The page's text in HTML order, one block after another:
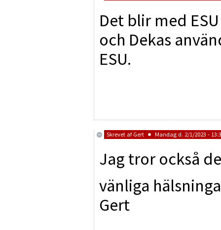
Det blir med
och Dekas
ESU.
Skrevet af Gert Mandag d. 2/1/2023 -
Jag tror också
vänliga
Gert